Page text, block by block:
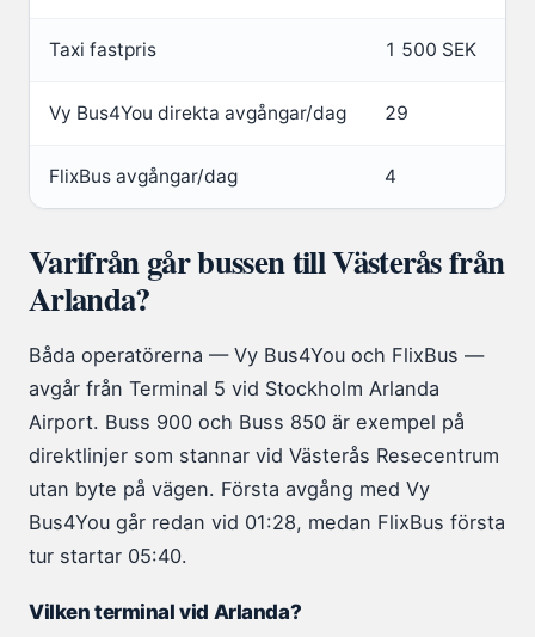
Taxi fastpris 1 500 SEK
Vy Bus4You direkta avgångar/dag 29
FlixBus avgångar/dag 4
Varifrån går bussen till Västerås från
Arlanda?
Båda operatörerna — Vy Bus4You och FlixBus —
avgår från Terminal 5 vid Stockholm Arlanda
Airport. Buss 900 och Buss 850 är exempel på
direktlinjer som stannar vid Västerås Resecentrum
utan byte på vägen. Första avgång med Vy
Bus4You går redan vid 01:28, medan FlixBus första
tur startar 05:40.
Vilken terminal vid Arlanda?